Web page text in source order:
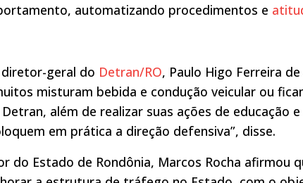
automatizando procedimentos e
geral do Detran/RO, Paulo Higo Ferreira
misturam bebida e condução veicular ou
além de realizar suas ações de educação
em prática a direção defensiva”, disse.
do Estado de Rondônia, Marcos Rocha afirmou